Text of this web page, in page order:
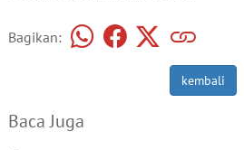
Bagikan:
kembali
Baca Juga